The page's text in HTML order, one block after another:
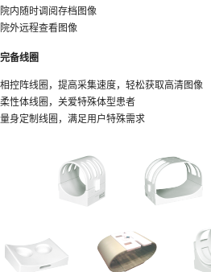
院内随时调阅存档图像
院外远程查看图像
完备线圈
相控阵线圈，提高采集速度，轻松获取高清图像
柔性体线圈，关爱特殊体型患者
量身定制线圈，满足用户特殊需求